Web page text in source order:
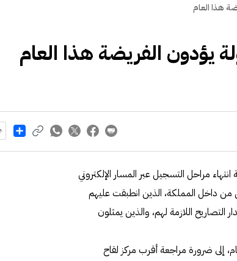
Share
مراحل التسجيل عبر المسار الإلكتروني
والمقيمين من داخل المملكة، الذين انطبقت عليهم
التصاريح اللازمة لهم، والذين يمثلون
إلى ضرورة مراجعة أقرب مركز لقاح